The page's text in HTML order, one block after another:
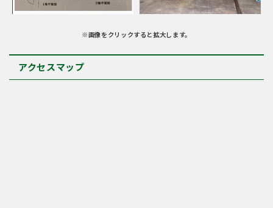
※画像をクリックすると拡大します。
アクセスマップ